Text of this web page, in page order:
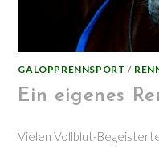
GALOPPRENNSPORT /
Ein eigenes
Vielen Vollblut-